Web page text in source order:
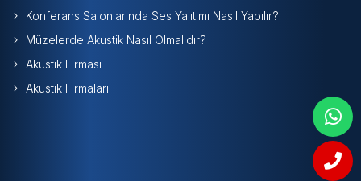
Konferans Salonlarında Ses Yalıtımı Nasıl Yapılır?
Müzelerde Akustik Nasıl Olmalıdır?
Akustik Firması
Akustik Firmaları